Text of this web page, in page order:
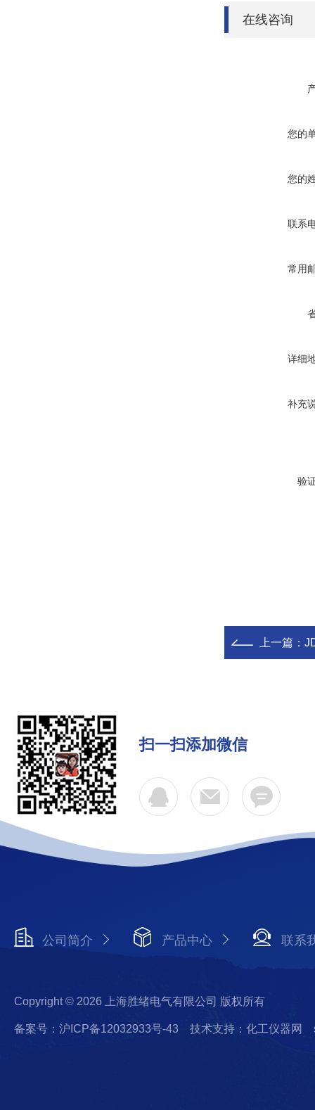
在线咨询
您的
您的
联系
常用
详细
补充
验
上一篇：
扫一扫添加微信
公司简介 产品中心 联系
Copyright © 2026 上海胜绪电气有限公司 版权所有
备案号：沪ICP备12032933号-43 技术支持：化工仪器网